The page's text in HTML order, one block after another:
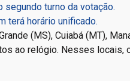
turno da votação.
terá horário unificado.
(MS), Cuiabá (MT),
ao relógio. Nesses locais,